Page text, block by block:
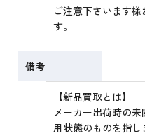
ご注意下さいます
す。
備考
【新品買取とは】
メーカー出荷時の
用状態のものを指し